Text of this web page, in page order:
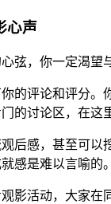
心声
弦，你一定渴望
的评论和评分
的讨论区，在
后感，甚至可以
感是难以言喻
影活动，大家